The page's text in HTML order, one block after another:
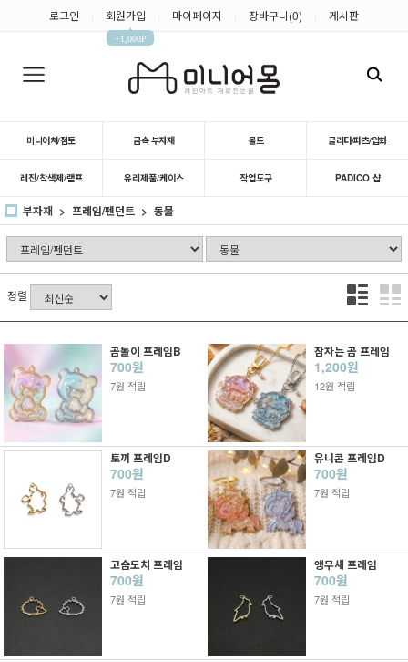
로그인 회원가입
▲
+1,000P
마이페이지 장바구니(0) 게시판
미니어쳐/점토 금속 부자재 몰드 글리터/파츠/압화
레진/착색제/램프 유리제품/케이스 작업도구 PADICO 샵
부자재 프레임/펜던트 동물
정렬
곰돌이 프레임B
700원
7원 적립
잠자는 곰 프레임
1,200원
12원 적립
토끼 프레임D
700원
7원 적립
유니콘 프레임D
700원
7원 적립
고슴도치 프레임
700원
7원 적립
앵무새 프레임
700원
7원 적립